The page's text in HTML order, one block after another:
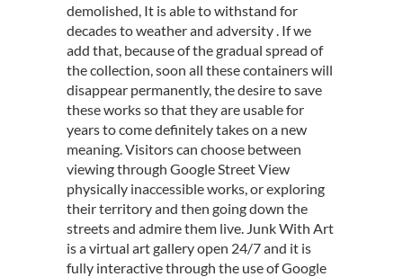
demolished, It is able to withstand for
decades to weather and adversity . If we
add that, because of the gradual spread of
the collection, soon all these containers will
disappear permanently, the desire to save
these works so that they are usable for
years to come definitely takes on a new
meaning. Visitors can choose between
viewing through Google Street View
physically inaccessible works, or exploring
their territory and then going down the
streets and admire them live. Junk With Art
is a virtual art gallery open 24/7 and it is
fully interactive through the use of Google